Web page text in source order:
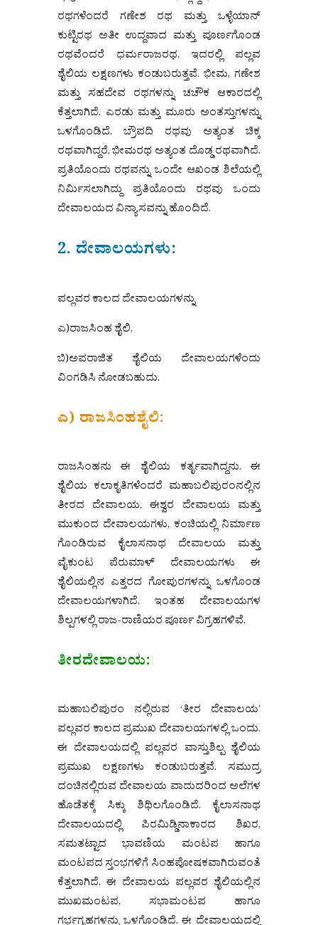
ರಥಗಳೆಂದರೆ ಗಣೇಶ ರಥ ಮತ್ತು ಒಳ್ಳೆಯಾನ್
ಕುಟ್ಟಿರಥ ಅತೀ ಉದ್ದವಾದ ಮತ್ತು ಪೂರ್ಣಗೊಂಡ
ರಥವೆಂದರೆ ಧರ್ಮರಾಜರಥ. ಇದರಲ್ಲಿ ಪಲ್ಲವ
ಶೈಲಿಯ ಲಕ್ಷಣಗಳು ಕಂಡುಬರುತ್ತವೆ. ಭೀಮ, ಗಣೇಶ
ಮತ್ತು ಸಹದೇವ ರಥಗಳನ್ನು ಚಚೌಕ ಆಕಾರದಲ್ಲಿ
ಕೆತ್ತಲಾಗಿದೆ. ಎರಡು ಮತ್ತು ಮೂರು ಅಂತಸ್ತುಗಳನ್ನು
ಒಳಗೊಂಡಿದೆ. ಬ್ರೌಪದಿ ರಥವು ಅತ್ಯಂತ ಚಿಕ್ಕ
ರಥವಾಗಿದ್ದರೆ, ಭೀಮರಥ ಅತ್ಯಂತ ದೊಡ್ಡ ರಥವಾಗಿದೆ.
ಪ್ರತಿಯೊಂದು ರಥವನ್ನು ಒಂದೇ ಆಖಂಡ ಶಿಲೆಯಲ್ಲಿ
ನಿರ್ಮಿಸಲಾಗಿದ್ದು ಪ್ರತಿಯೊಂದು ರಥವು ಒಂದು
ದೇವಾಲಯದ ವಿನ್ಯಾಸವನ್ನು ಹೊಂದಿದೆ.
2. ದೇವಾಲಯಗಳು:
ಪಲ್ಲವರ ಕಾಲದ ದೇವಾಲಯಗಳನ್ನು
ಎ)ರಾಜಸಿಂಹ ಶೈಲಿ,
ಬಿ)ಅಪರಾಜಿತ ಶೈಲಿಯ ದೇವಾಲಯಗಳೆಂದು
ವಿಂಗಡಿಸಿ ನೋಡಬಹುದು.
ಎ) ರಾಜಸಿಂಹಶೈಲಿ:
ರಾಜಸಿಂಹನು ಈ ಶೈಲಿಯ ಕರ್ತೃವಾಗಿದ್ದನು. ಈ
ಶೈಲಿಯ ಕಲಾಕೃತಿಗಳೆಂದರೆ ಮಹಾಬಲಿಪುರಂನಲ್ಲಿನ
ತೀರದ ದೇವಾಲಯ, ಈಶ್ವರ ದೇವಾಲಯ ಮತ್ತು
ಮುಕುಂದ ದೇವಾಲಯಗಳು, ಕಂಚಿಯಲ್ಲಿ ನಿರ್ಮಾಣ
ಗೊಂಡಿರುವ ಕೈಲಾಸನಾಥ ದೇವಾಲಯ ಮತ್ತು
ವೈಕುಂಟ ಪೆರುಮಾಳ್‌ ದೇವಾಲಯಗಳು ಈ
ಶೈಲಿಯಲ್ಲಿನ ಎತ್ತರದ ಗೋಪುರಗಳನ್ನು ಒಳಗೊಂಡ
ದೇವಾಲಯಗಳಾಗಿದೆ. ಇಂತಹ ದೇವಾಲಯಗಳ
ಶಿಲ್ಪಗಳಲ್ಲಿ ರಾಜ-ರಾಣಿಯರ ಪೂರ್ಣ ವಿಗ್ರಹಗಳಿವೆ.
ತೀರದೇವಾಲಯ:
ಮಹಾಬಲಿಪುರಂ ನಲ್ಲಿರುವ ‘ತೀರ ದೇವಾಲಯ’
ಪಲ್ಲವರ ಕಾಲದ ಪ್ರಮುಖ ದೇವಾಲಯಗಳಲ್ಲಿ ಒಂದು.
ಈ ದೇವಾಲಯದಲ್ಲಿ ಪಲ್ಲವರ ವಾಸ್ತುಶಿಲ್ಪ ಶೈಲಿಯ
ಪ್ರಮುಖ ಲಕ್ಷಣಗಳು ಕಂಡುಬರುತ್ತವೆ. ಸಮುದ್ರ
ದಂಚಿನಲ್ಲಿರುವ ದೇವಾಲಯ ವಾದುದರಿಂದ ಅಲೆಗಳ
ಹೊಡೆತಕ್ಕೆ ಸಿಕ್ಕು ಶಿಥಿಲಗೊಂಡಿದೆ. ಕೈಲಾಸನಾಥ
ದೇವಾಲಯದಲ್ಲಿ ಪಿರಮಿಡ್ಡಿನಾಕಾರದ ಶಿಖರ,
ಸಮತಟ್ಟಾದ ಭಾವಣಿಯ ಮಂಟಪ ಹಾಗೂ
ಮಂಟಪದ ಸ್ತಂಭಗಳಿಗೆ ಸಿಂಹಪೋಷಕವಾಗಿರುವಂತೆ
ಕೆತ್ತಲಾಗಿದೆ. ಈ ದೇವಾಲಯ ಪಲ್ಲವರ ಶೈಲಿಯಲ್ಲಿನ
ಮುಖಮಂಟಪ, ಸಭಾಮಂಟಪ ಹಾಗೂ